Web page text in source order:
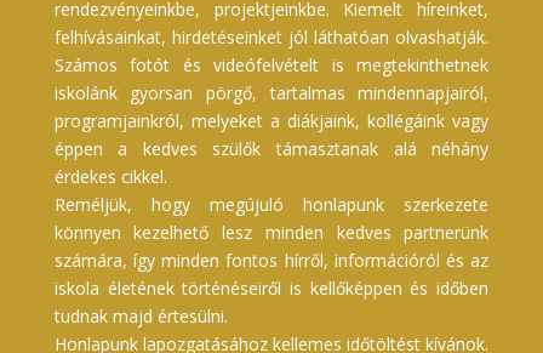
rendezvényeinkbe, projektjeinkbe. Kiemelt híreinket,
felhívásainkat, hirdetéseinket jól láthatóan olvashatják.
Számos fotót és videófelvételt is megtekinthetnek
iskolánk gyorsan pörgő, tartalmas mindennapjairól,
programjainkról, melyeket a diákjaink, kollégáink vagy
éppen a kedves szülők támasztanak alá néhány
érdekes cikkel.
Reméljük, hogy megújuló honlapunk szerkezete
könnyen kezelhető lesz minden kedves partnerünk
számára, így minden fontos hírről, információról és az
iskola életének történéseiről is kellőképpen és időben
tudnak majd értesülni.
Honlapunk lapozgatásához kellemes időtöltést kívánok.